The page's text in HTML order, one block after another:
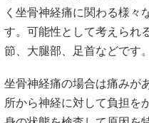
く坐骨神経痛に関わる様々
す。可能性として考えられ
節、大腿部、足首などです。
坐骨神経痛の場合は痛みが
所から神経に対して負担を